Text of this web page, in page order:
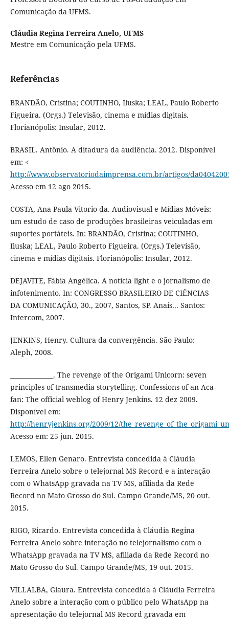
Comunicação da UFMS.
Cláudia Regina Ferreira Anelo, UFMS
Mestre em Comunicação pela UFMS.
Referências
BRANDÃO, Cristina; COUTINHO, Iluska; LEAL, Paulo Roberto
Figueira. (Orgs.) Televisão, cinema e mídias digitais.
Florianópolis: Insular, 2012.
BRASIL. Antônio. A ditadura da audiência. 2012. Disponível
em: <
http://www.observatoriodaimprensa.com.br/artigos/
Acesso em 12 ago 2015.
COSTA, Ana Paula Vitorio da. Audiovisual e Mídias Móveis:
um estudo de caso de produções brasileiras veiculadas em
suportes portáteis. In: BRANDÃO, Cristina; COUTINHO,
Iluska; LEAL, Paulo Roberto Figueira. (Orgs.) Televisão,
cinema e mídias digitais. Florianópolis: Insular, 2012.
DEJAVITE, Fábia Angélica. A notícia light e o jornalismo de
infotenimento. In: CONGRESSO BRASILEIRO DE CIÊNCIAS
DA COMUNICAÇÃO, 30., 2007, Santos, SP. Anais... Santos:
Intercom, 2007.
JENKINS, Henry. Cultura da convergência. São Paulo:
Aleph, 2008.
______________. The revenge of the Origami Unicorn: seven
principles of transmedia storytelling. Confessions of an Aca-
fan: The official weblog of Henry Jenkins. 12 dez 2009.
Disponível em:
http://henryjenkins.org/2009/12/
Acesso em: 25 jun. 2015.
LEMOS, Ellen Genaro. Entrevista concedida à Cláudia
Ferreira Anelo sobre o telejornal MS Record e a interação
com o WhatsApp gravada na TV MS, afiliada da Rede
Record no Mato Grosso do Sul. Campo Grande/MS, 20 out.
2015.
RIGO, Ricardo. Entrevista concedida à Cláudia Regina
Ferreira Anelo sobre interação no telejornalismo com o
WhatsApp gravada na TV MS, afiliada da Rede Record no
Mato Grosso do Sul. Campo Grande/MS, 19 out. 2015.
VILLALBA, Glaura. Entrevista concedida à Cláudia Ferreira
Anelo sobre a interação com o público pelo WhatsApp na
apresentação do telejornal MS Record gravada em